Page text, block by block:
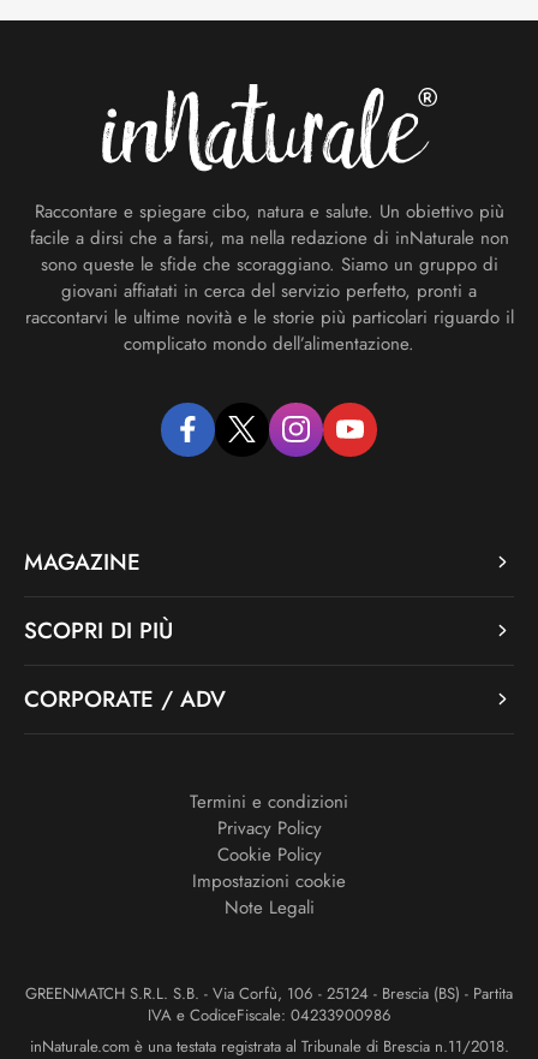
Raccontare e spiegare cibo, natura e salute. Un obiettivo più
facile a dirsi che a farsi, ma nella redazione di inNaturale non
sono queste le sfide che scoraggiano. Siamo un gruppo di
giovani affiatati in cerca del servizio perfetto, pronti a
raccontarvi le ultime novità e le storie più particolari riguardo il
complicato mondo dell’alimentazione.
facebooktwitter instagramyoutube
MAGAZINE
SCOPRI DI PIÙ
CORPORATE / ADV
Termini e condizioni
Privacy Policy
Cookie Policy
Impostazioni cookie
Note Legali
GREENMATCH S.R.L. S.B. - Via Corfù, 106 - 25124 - Brescia (BS) - Partita
IVA e CodiceFiscale: 04233900986
inNaturale.com è una testata registrata al Tribunale di Brescia n.11/2018.